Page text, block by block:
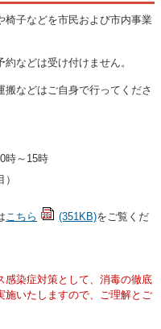
椅子などを市民および市内事業
などは受け付けません。
などはご自身で行ってくださ
時～15時
こちら (351KB)をご覧くだ
感染症対策として、消毒の徹底
施いたしますので、ご理解とご